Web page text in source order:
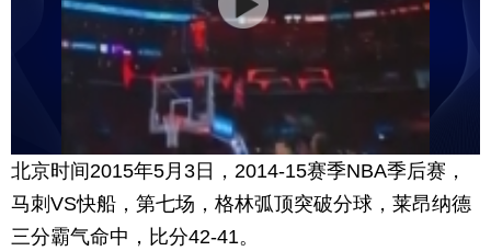
北京时间2015年5月3日，2014-15赛季NBA季后赛，
马刺VS快船，第七场，格林弧顶突破分球，莱昂纳德
三分霸气命中，比分42-41。